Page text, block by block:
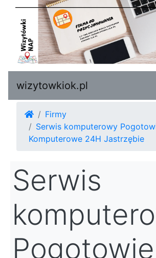
wizytowkiok.pl
Firmy
Serwis komputerowy
Komputerowe 24H Jastrzębie
Serwis
Pogotowie